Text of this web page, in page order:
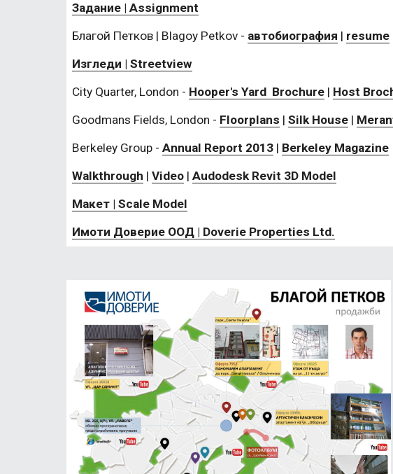
Задание | Assignment
Благой Петков | Blagoy Petkov - автобиография | resume
Изгледи | Streetview
City Quarter, London - Hooper's Yard  Brochure | Host
Goodmans Fields, London - Floorplans | Silk House |
Berkeley Group - Annual Report 2013 | Berkeley Magazine
Walkthrough | Video | Audodesk Revit 3D Model
Макет | Scale Model
Имоти Доверие ООД | Doverie Properties Ltd.